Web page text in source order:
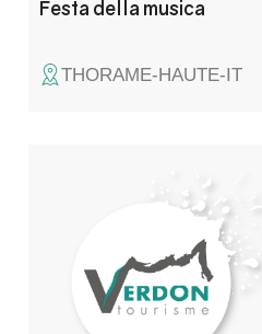
Festa della musica
THORAME-HAUTE-IT
Stage de chants polyphoniques
des peuples nomades
Touaregs…) animé par trois
cheffes de chœurs
expérimentées